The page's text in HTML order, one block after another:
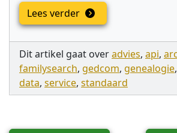
Lees verder
Dit artikel gaat overadvies, api,
familysearch, gedcom, genealogie,
data, service, standaard